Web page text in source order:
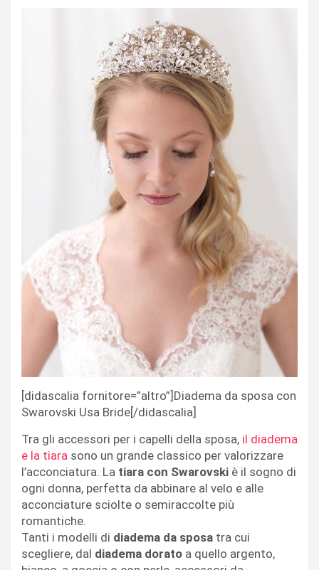
[didascalia fornitore=”altro”]Diadema da sposa con
Swarovski Usa Bride[/didascalia]
Tra gli accessori per i capelli della sposa, il diadema
e la tiara sono un grande classico per valorizzare
l’acconciatura. La tiara con Swarovski è il sogno di
ogni donna, perfetta da abbinare al velo e alle
acconciature sciolte o semiraccolte più
romantiche.
Tanti i modelli di diadema da sposa tra cui
scegliere, dal diadema dorato a quello argento,